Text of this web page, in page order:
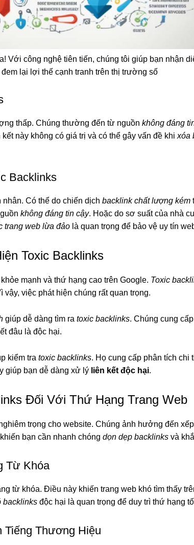
Với công nghệ tiên tiến, chúng tôi giúp bạn nhận
đem lại lợi thế cạnh tranh trên thị trường số
thấp. Chúng thường đến từ nguồn không đáng
này không có giá trị và có thể gây vấn đề khi xóa
Backlinks
Có thể do chiến dịch backlink chất lượng kém
không đáng tin cậy. Hoặc do sơ suất của nhà
trang web lừa đảo là quan trọng để bảo vệ uy tín
Toxic Backlinks
mạnh và thứ hạng cao trên Google. Toxic
việc phát hiện chúng rất quan trọng.
giúp dễ dàng tìm ra toxic backlinks. Chúng cung
đâu là độc hại.
kiểm tra toxic backlinks. Họ cung cấp phân tích chi
giúp bạn dễ dàng xử lý liên kết độc hại.
Đối Với Thứ Hạng Trang Web
trọng cho website. Chúng ảnh hưởng đến
bạn cần nhanh chóng dọn dẹp backlinks và
Từ Khóa
từ khóa. Điều này khiến trang web khó tìm thấy
backlinks độc hại là quan trọng để duy trì thứ hạng
Tiếng Thương Hiệu